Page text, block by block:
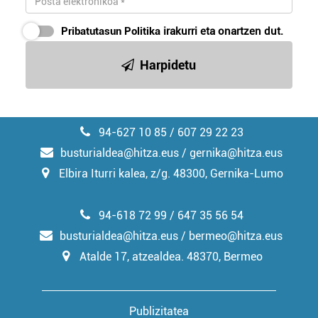
Pribatutasun Politika irakurri eta onartzen dut.
Harpidetu
94-627 10 85 / 607 29 22 23
busturialdea@hitza.eus / gernika@hitza.eus
Elbira Iturri kalea, z/g. 48300, Gernika-Lumo
Publizitatea
94-618 72 99 / 647 35 56 54
busturialdea@hitza.eus / bermeo@hitza.eus
Atalde 17, atzealdea. 48370, Bermeo